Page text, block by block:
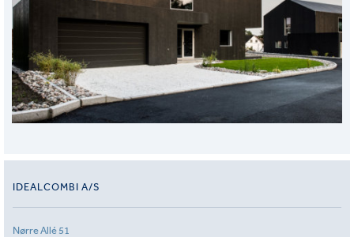
IDEALCOMBI A/S
Nørre Allé 51